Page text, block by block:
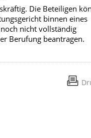
Die Beteiligen
binnen eines
nicht vollständig
Berufung beantragen.